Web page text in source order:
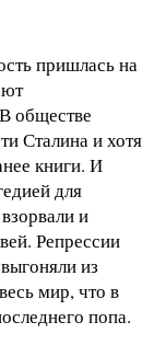
пришлась на
обществе
Сталина и хотя
книги. И
для
и
Репрессии
из
мир, что в
попа.